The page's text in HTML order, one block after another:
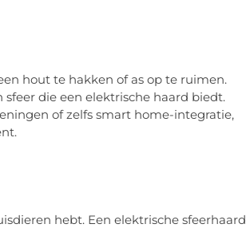
hout te hakken of as op te ruimen.
die een elektrische haard biedt.
of zelfs smart home-integratie,
hebt. Een elektrische sfeerhaard